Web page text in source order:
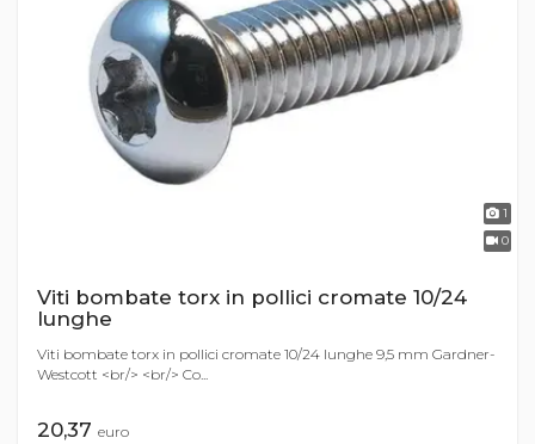
1
0
Viti bombate torx in pollici cromate 10/24
lunghe
Viti bombate torx in pollici cromate 10/24 lunghe 9,5 mm Gardner-
Westcott <br/> <br/> Co...
20,37 euro